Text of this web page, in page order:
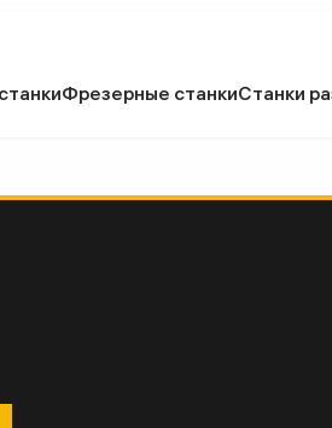
Фрезерные станкиСтанки